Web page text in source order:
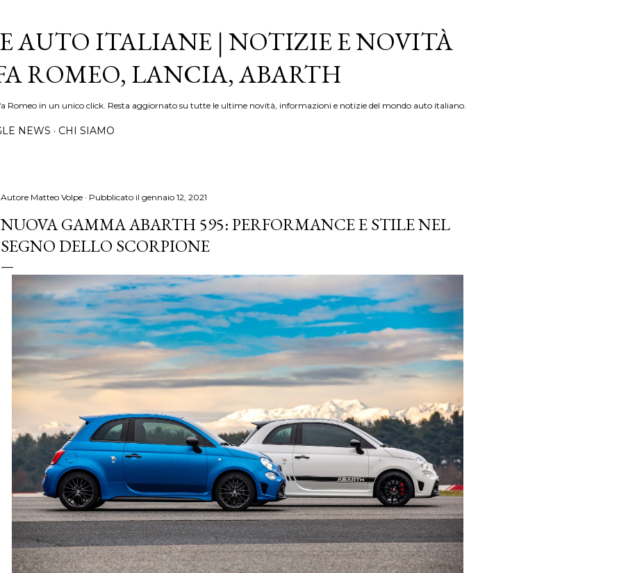
AUTO ITALIANE | NOTIZIE E NOVITÀ
ROMEO, LANCIA, ABARTH
Romeo in un unico click. Resta aggiornato su tutte le ultime novità, informazioni e notizie del mondo auto italiano.
NEWS CHI SIAMO
Autore Matteo Volpe Pubblicato il gennaio 12, 2021
NUOVA GAMMA ABARTH 595: PERFORMANCE E STILE NEL
SEGNO DELLO SCORPIONE